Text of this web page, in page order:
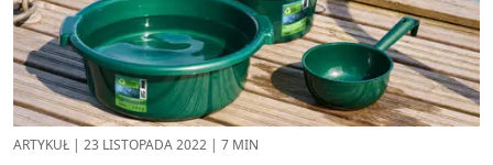
ARTYKUŁ | 23 LISTOPADA 2022 | 7 MIN